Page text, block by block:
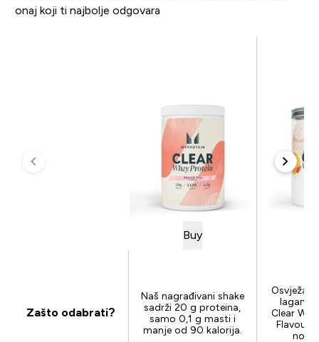
onaj koji ti najbolje odgovara
Buy
Zašto odabrati?
Naš nagrađivani shake
sadrži 20 g proteina,
samo 0,1 g masti i
manje od 90 kalorija.
Clear
Flavour
nova